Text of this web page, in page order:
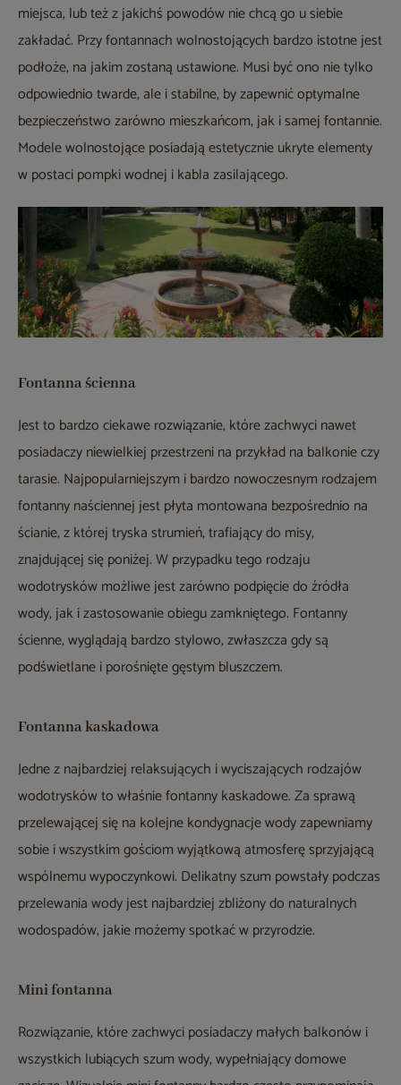
miejsca, lub też z jakichś powodów nie chcą go u siebie
zakładać. Przy fontannach wolnostojących bardzo istotne jest
podłoże, na jakim zostaną ustawione. Musi być ono nie tylko
odpowiednio twarde, ale i stabilne, by zapewnić optymalne
bezpieczeństwo zarówno mieszkańcom, jak i samej fontannie.
Modele wolnostojące posiadają estetycznie ukryte elementy
w postaci pompki wodnej i kabla zasilającego.
Fontanna ścienna
Jest to bardzo ciekawe rozwiązanie, które zachwyci nawet
posiadaczy niewielkiej przestrzeni na przykład na balkonie czy
tarasie. Najpopularniejszym i bardzo nowoczesnym rodzajem
fontanny naściennej jest płyta montowana bezpośrednio na
ścianie, z której tryska strumień, trafiający do misy,
znajdującej się poniżej. W przypadku tego rodzaju
wodotrysków możliwe jest zarówno podpięcie do źródła
wody, jak i zastosowanie obiegu zamkniętego. Fontanny
ścienne, wyglądają bardzo stylowo, zwłaszcza gdy są
podświetlane i porośnięte gęstym bluszczem.
Fontanna kaskadowa
Jedne z najbardziej relaksujących i wyciszających rodzajów
wodotrysków to właśnie fontanny kaskadowe. Za sprawą
przelewającej się na kolejne kondygnacje wody zapewniamy
sobie i wszystkim gościom wyjątkową atmosferę sprzyjającą
wspólnemu wypoczynkowi. Delikatny szum powstały podczas
przelewania wody jest najbardziej zbliżony do naturalnych
wodospadów, jakie możemy spotkać w przyrodzie.
Mini fontanna
Rozwiązanie, które zachwyci posiadaczy małych balkonów i
wszystkich lubiących szum wody, wypełniający domowe